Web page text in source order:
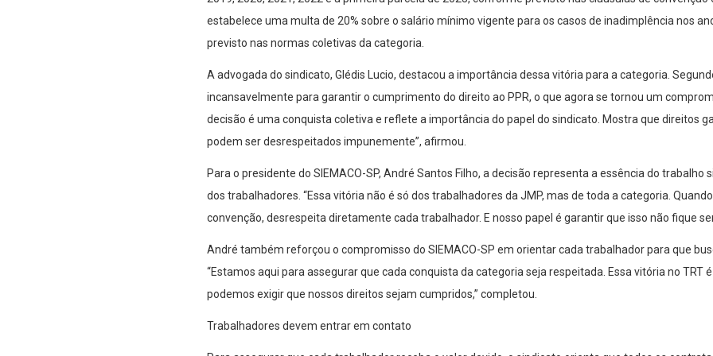
estabelece uma multa de 20% sobre o salário mínimo vigente para os casos de inadimplência nos
previsto nas normas coletivas da categoria.
A advogada do sindicato, Glédis Lucio, destacou a importância dessa vitória para a categoria.
incansavelmente para garantir o cumprimento do direito ao PPR, o que agora se tornou um
decisão é uma conquista coletiva e reflete a importância do papel do sindicato. Mostra que direitos
podem ser desrespeitados impunemente”, afirmou.
Para o presidente do SIEMACO-SP, André Santos Filho, a decisão representa a essência do trabalho
dos trabalhadores. “Essa vitória não é só dos trabalhadores da JMP, mas de toda a categoria.
convenção, desrespeita diretamente cada trabalhador. E nosso papel é garantir que isso não fique
André também reforçou o compromisso do SIEMACO-SP em orientar cada trabalhador para que
“Estamos aqui para assegurar que cada conquista da categoria seja respeitada. Essa vitória no TRT
podemos exigir que nossos direitos sejam cumpridos,” completou.
Trabalhadores devem entrar em contato